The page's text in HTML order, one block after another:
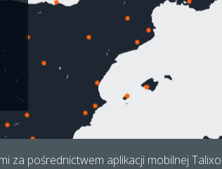
za pośrednictwem aplikacji mobilnej